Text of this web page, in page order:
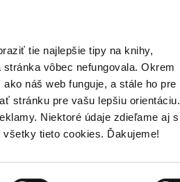
tie najlepšie tipy na knihy,
vôbec nefungovala. Okrem
náš web funguje, a stále ho pre
stránku pre vašu lepšiu orientáciu.
Niektoré údaje zdieľame aj s
tieto cookies. Ďakujeme!